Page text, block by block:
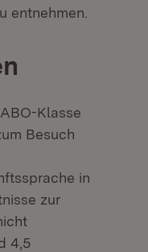
in neuem Fenster)
entnehmen.
Klasse
Besuch
in
zur
4,5